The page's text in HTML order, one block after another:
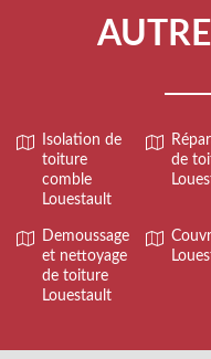
Isolation de
toiture
comble
Louestault
de
Demoussage
et nettoyage
de toiture
Louestault